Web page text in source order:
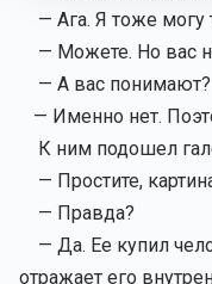
— Ага. Я тоже могу
— Можете. Но вас
— А вас понимают?
— Именно нет.
К ним подошел
— Простите,
— Правда?
— Да. Ее купил
отражает его